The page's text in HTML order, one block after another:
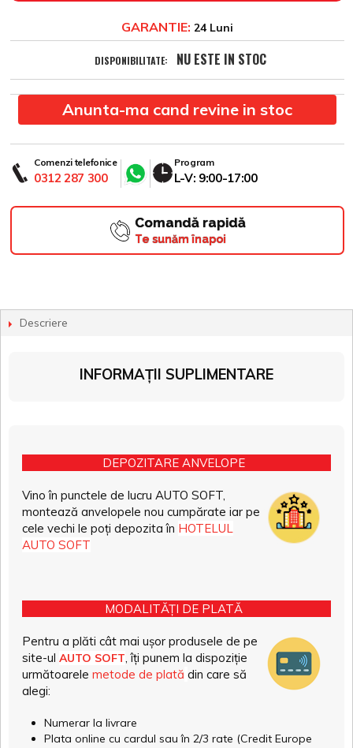
GARANTIE: 24 Luni
DISPONIBILITATE: NU ESTE IN STOC
Anunta-ma cand revine in stoc
Comenzi telefonice
0312 287 300
Program
L-V: 9:00-17:00
Comandă rapidă
Te sunăm înapoi
Descriere
INFORMAȚII SUPLIMENTARE
DEPOZITARE ANVELOPE
Vino în punctele de lucru AUTO SOFT,
montează anvelopele nou cumpărate iar pe
cele vechi le poți depozita în HOTELUL
AUTO SOFT
MODALITĂȚI DE PLATĂ
Pentru a plăti cât mai ușor produsele de pe
site-ul AUTO SOFT, îți punem la dispoziție
următoarele metode de plată din care să
alegi:
Numerar la livrare
Plata online cu cardul sau în 2/3 rate (Credit Europe